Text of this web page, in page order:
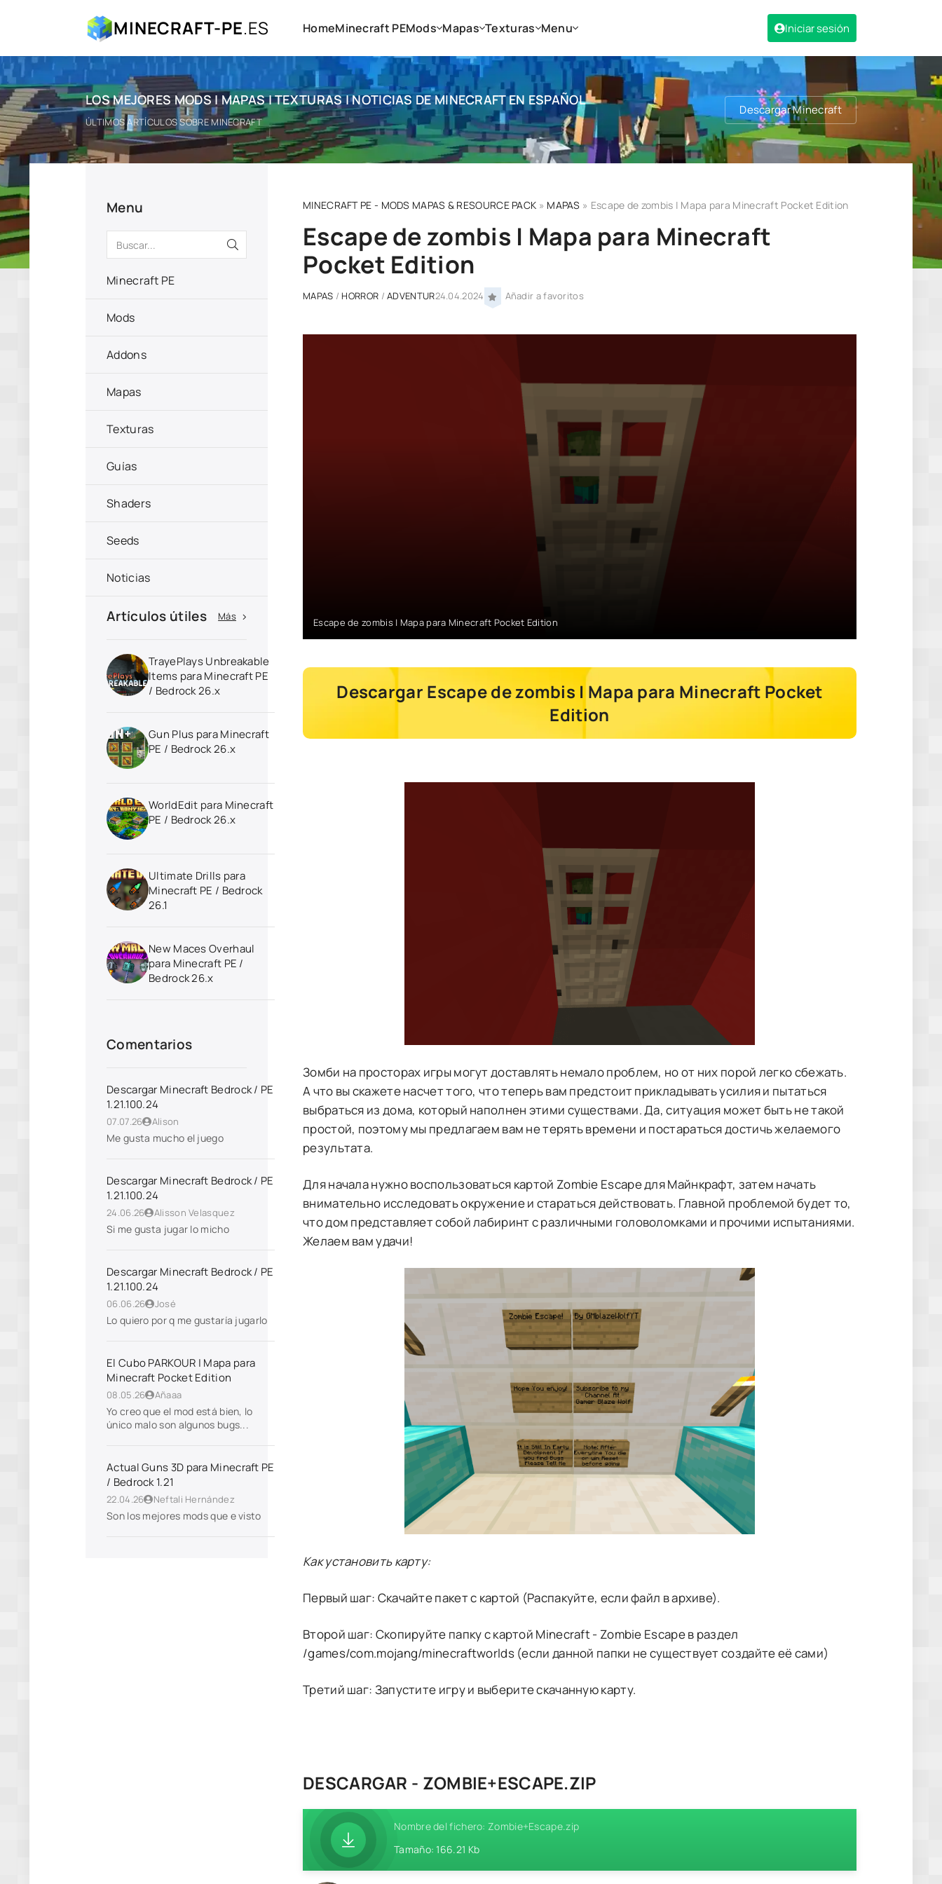
MINECRAFT-PE.ES HomeMinecraft PEMods Mapas Texturas Menu Iniciar sesión
LOS MEJORES MODS | MAPAS | TEXTURAS | NOTICIAS DE MINECRAFT EN ESPAÑOL
ÚLTIMOS ARTÍCULOS SOBRE MINECRAFT
Descargar Minecraft
MINECRAFT PE - MODS MAPAS & RESOURCE PACK » MAPAS » Escape de zombis | Mapa para Minecraft Pocket Edition
Escape de zombis | Mapa para Minecraft
Pocket Edition
MAPAS / HORROR /ADVENTUR24.04.2024 Añadir a favoritos
Escape de zombis | Mapa para Minecraft Pocket Edition
Descargar Escape de zombis | Mapa para Minecraft Pocket
Edition
Зомби на просторах игры могут доставлять немало проблем, но от них порой легко сбежать.
А что вы скажете насчет того, что теперь вам предстоит прикладывать усилия и пытаться
выбраться из дома, который наполнен этими существами. Да, ситуация может быть не такой
простой, поэтому мы предлагаем вам не терять времени и постараться достичь желаемого
результата.
Для начала нужно воспользоваться картой Zombie Escape для Майнкрафт, затем начать
внимательно исследовать окружение и стараться действовать. Главной проблемой будет то,
что дом представляет собой лабиринт с различными головоломками и прочими испытаниями.
Желаем вам удачи!
Как установить карту:
Первый шаг: Скачайте пакет с картой (Распакуйте, если файл в архиве).
Второй шаг: Скопируйте папку с картой Minecraft - Zombie Escape в раздел
/games/com.mojang/minecraftworlds (если данной папки не существует создайте её сами)
Третий шаг: Запустите игру и выберите скачанную карту.
DESCARGAR - ZOMBIE+ESCAPE.ZIP
Nombre del fichero: Zombie+Escape.zip
Tamaño: 166.21 Kb
Menu
Minecraft PE
Mods
Addons
Mapas
Texturas
Guías
Shaders
Seeds
Noticias
Artículos útiles Más
TrayePlays Unbreakable
Items para Minecraft PE
/ Bedrock 26.x
Gun Plus para Minecraft
PE / Bedrock 26.x
WorldEdit para Minecraft
PE / Bedrock 26.x
Ultimate Drills para
Minecraft PE / Bedrock
26.1
New Maces Overhaul
para Minecraft PE /
Bedrock 26.x
Comentarios
Descargar Minecraft Bedrock / PE
1.21.100.24
07.07.26 Alison
Me gusta mucho el juego
Descargar Minecraft Bedrock / PE
1.21.100.24
24.06.26 Alisson Velasquez
Si me gusta jugar lo micho
Descargar Minecraft Bedrock / PE
1.21.100.24
06.06.26 José
Lo quiero por q me gustaría jugarlo
El Cubo PARKOUR | Mapa para
Minecraft Pocket Edition
08.05.26 Añaaa
Yo creo que el mod está bien, lo
único malo son algunos bugs...
Actual Guns 3D para Minecraft PE
/ Bedrock 1.21
22.04.26 Neftali Hernández
Son los mejores mods que e visto